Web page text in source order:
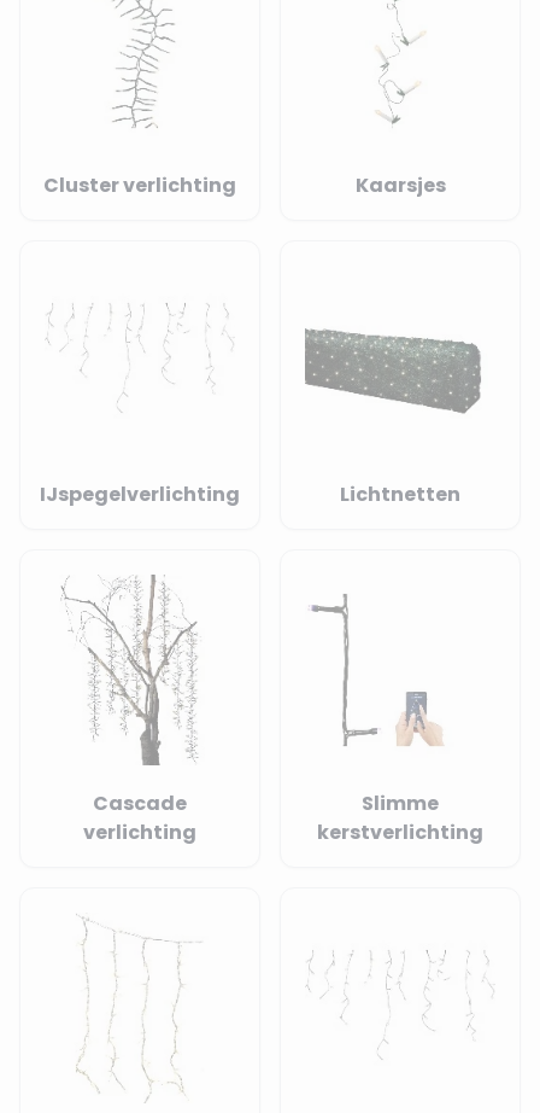
Cluster verlichting Kaarsjes
IJspegelverlichting Lichtnetten
Cascade
verlichting
Slimme
kerstverlichting